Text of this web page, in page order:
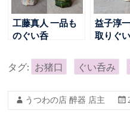
工藤真人 一品も
のぐい呑
益子淳
取りぐ
タグ: お猪口 ぐい呑み
うつわの店 醉器 店主